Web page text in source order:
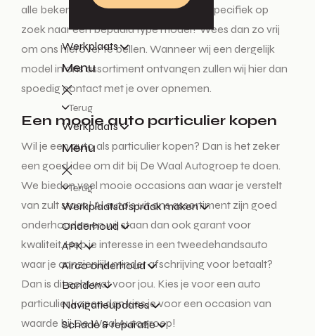
Werkplaats
Menu
Terug
Werkplaats
Menu
Terug
Werkplaatsafspraak maken
Onderhoud
APK
Airco onderhoud
Banden
Navigatieupdates
Schade & reparatie
alle bekende uitvoeringen. Ben je heel specifiek op
zoek naar een bepaald type model? Wees dan zo vrij
om ons hierover te bellen. Wanneer wij een dergelijk
model in ons assortiment ontvangen zullen wij hier dan
spoedig contact met je over opnemen.
Een mooie auto particulier kopen
Wil je een auto als particulier kopen? Dan is het zeker
een goed idee om dit bij De Waal Autogroep te doen.
We bieden veel mooie occasions aan waar je verstelt
van zult staan! Al auto’s uit ons assortiment zijn goed
onderhouden en wij staan dan ook garant voor
kwaliteit. Heb je interesse in een tweedehandsauto
waar je aanzienlijk minder afschrijving voor betaalt?
Dan is dit echt wat voor jou. Kies je voor een auto
particulier kopen dan kies je voor een occasion van
waarde bij De Waal Autogroep!